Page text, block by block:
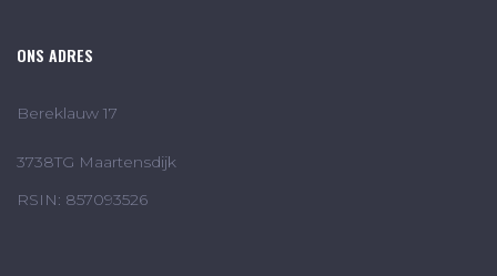
ONS ADRES
Bereklauw 17
3738TG Maartensdijk
RSIN: 857093526